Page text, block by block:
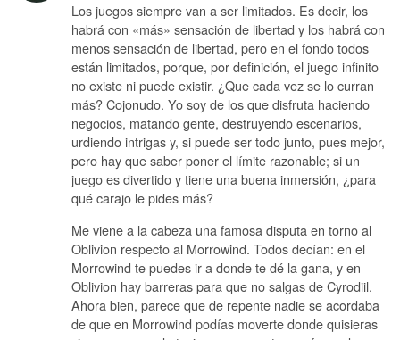
Los juegos siempre van a ser limitados. Es decir, los
habrá con «más» sensación de libertad y los habrá con
menos sensación de libertad, pero en el fondo todos
están limitados, porque, por definición, el juego infinito
no existe ni puede existir. ¿Que cada vez se lo curran
más? Cojonudo. Yo soy de los que disfruta haciendo
negocios, matando gente, destruyendo escenarios,
urdiendo intrigas y, si puede ser todo junto, pues mejor,
pero hay que saber poner el límite razonable; si un
juego es divertido y tiene una buena inmersión, ¿para
qué carajo le pides más?
Me viene a la cabeza una famosa disputa en torno al
Oblivion respecto al Morrowind. Todos decían: en el
Morrowind te puedes ir a donde te dé la gana, y en
Oblivion hay barreras para que no salgas de Cyrodiil.
Ahora bien, parece que de repente nadie se acordaba
de que en Morrowind podías moverte donde quisieras